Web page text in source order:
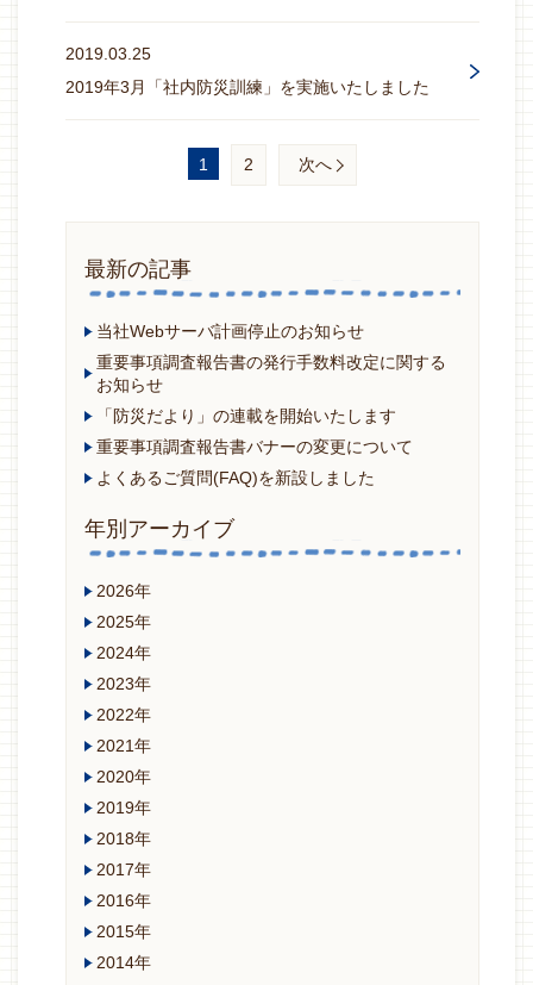
2019.03.25
2019年3月「社内防災訓練」を実施いたしました
1 2 次へ
最新の記事
当社Webサーバ計画停止のお知らせ
重要事項調査報告書の発行手数料改定に関する
お知らせ
「防災だより」の連載を開始いたします
重要事項調査報告書バナーの変更について
よくあるご質問(FAQ)を新設しました
年別アーカイブ
2026年
2025年
2024年
2023年
2022年
2021年
2020年
2019年
2018年
2017年
2016年
2015年
2014年